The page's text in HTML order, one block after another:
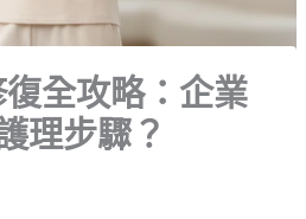
全攻略：企業
理步驟？